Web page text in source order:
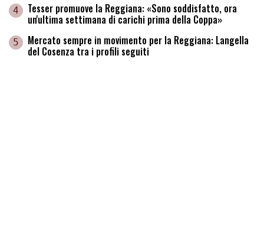
4 Tesser promuove la Reggiana: «Sono soddisfatto, ora
un'ultima settimana di carichi prima della Coppa»
5 Mercato sempre in movimento per la Reggiana: Langella
del Cosenza tra i profili seguiti